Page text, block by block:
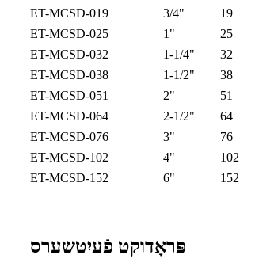
ET-MCSD-019
3/4" 19
ET-MCSD-025
1" 25
ET-MCSD-032
1-1/4" 32
ET-MCSD-038
1-1/2" 38
ET-MCSD-051
2" 51
ET-MCSD-064
2-1/2" 64
ET-MCSD-076
3" 76
ET-MCSD-102
4" 102
ET-MCSD-152
6" 152
פּראָדוקט פֿעיִטשערס